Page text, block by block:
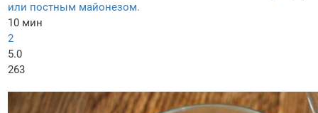
или постным майонезом.
10 мин
2
5.0
263